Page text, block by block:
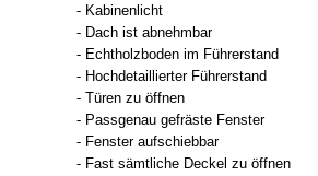
- Kabinenlicht
- Dach ist abnehmbar
- Echtholzboden im Führerstand
- Hochdetaillierter Führerstand
- Türen zu öffnen
- Passgenau gefräste Fenster
- Fenster aufschiebbar
- Fast sämtliche Deckel zu öffnen